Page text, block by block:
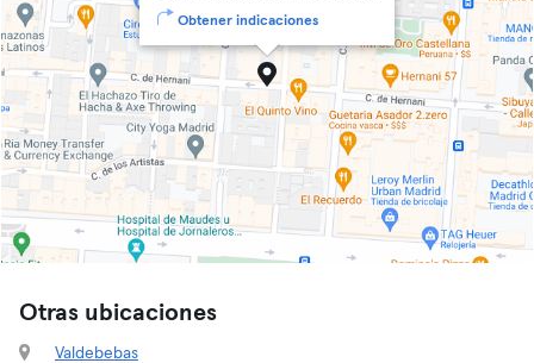
Obtener indicaciones
Otras ubicaciones
Valdebebas